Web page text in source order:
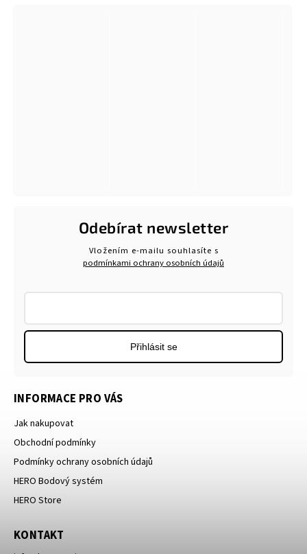
INFORMACE PRO VÁS
Jak nakupovat
Obchodní podmínky
Podmínky ochrany osobních údajů
HERO Bodový systém
HERO Store
KONTAKT
Odebírat newsletter
Vložením e-mailu souhlasíte s
podmínkami ochrany osobních údajů
Přihlásit se